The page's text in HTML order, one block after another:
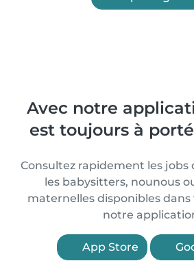
Avec notre
est toujours à
Consultez rapidement les
les babysitters, nounous
maternelles disponibles
notre
App Store